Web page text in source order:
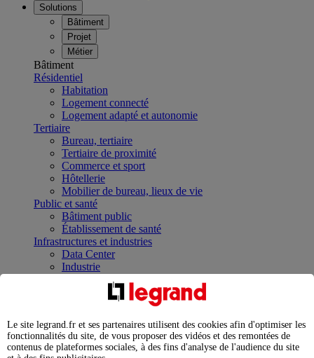
Solutions
Bâtiment
Projet
Métier
Bâtiment
Résidentiel
Habitation
Logement connecté
Logement adapté et autonomie
Tertiaire
Bureau, tertiaire
Tertiaire de proximité
Commerce et sport
Hôtellerie
Mobilier de bureau, lieux de vie
Public et santé
Bâtiment public
Établissement de santé
Infrastructures et industries
Data Center
Industrie
Infrastructures
Contrôler et planifier le fonctionnement des appareils
Répartir et optimiser son tableau électrique
Legrand Data Center Solutions : concentrer les
expertises au service de vos performances
Le site legrand.fr et ses partenaires utilisent des cookies afin d'optimiser les
fonctionnalités du site, de vous proposer des vidéos et des remontées de
contenus de plateformes sociales, à des fins d'analyse de l'audience du site